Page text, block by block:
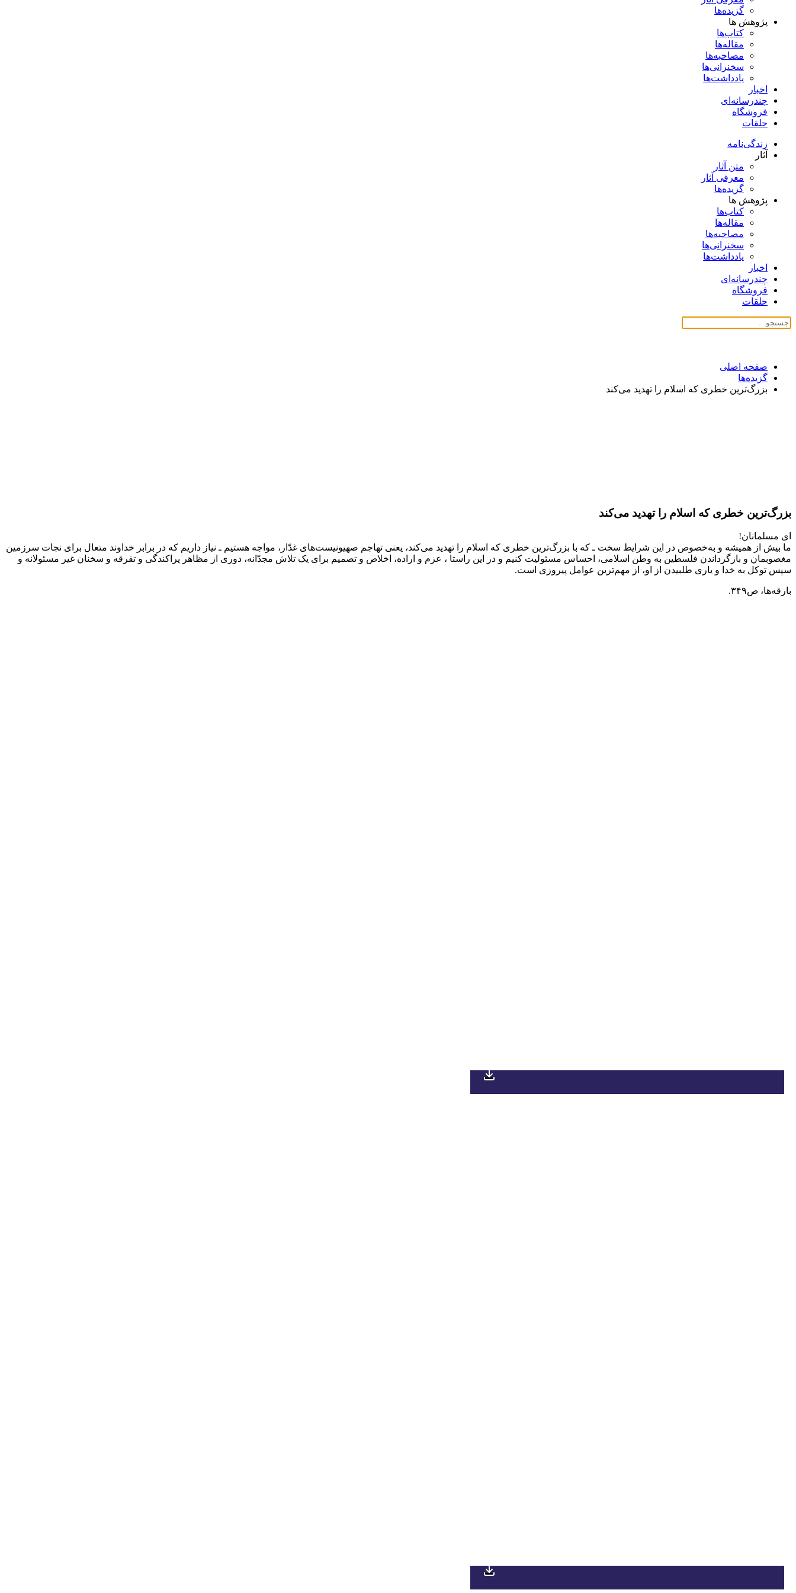
گزیده‌ها
پژوهش ها
کتاب‌ها
مقاله‌ها
مصاحبه‌ها
سخنرانی‌ها
یادداشت‌ها
اخبار
چندرسانه‌ای
فروشگاه
حلقات
زندگی‌نامه
آثار
متن آثار
معرفی آثار
گزیده‌ها
پژوهش ها
کتاب‌ها
مقاله‌ها
مصاحبه‌ها
سخنرانی‌ها
یادداشت‌ها
اخبار
چندرسانه‌ای
فروشگاه
حلقات
صفحه اصلی
گزیده‌ها
بزرگ‌ترین خطری که اسلام را تهدید می‌کند
بزرگ‌ترین خطری که اسلام را تهدید می‌کند
ای مسلمانان!
ما بیش از همیشه و به‌خصوص در این شرایط سخت ـ که با بزرگ‌ترین خطری که اسلام را تهدید می‌کند، یعنی تهاجم صهیونیست‌های غدّار، مواجه هستیم ـ نیاز داریم که در برابر خداوند متعال برای نجات سرزمین
مغصوبمان و بازگرداندن فلسطین به وطن اسلامی، احساس مسئولیت کنیم و در این راستا ، عزم و اراده، اخلاص و تصمیم برای یک تلاش مجدّانه، دوری از مظاهر پراکندگی و تفرقه و سخنان غیر مسئولانه و
سپس توکل به خدا و یاری طلبیدن از او، از مهم‌ترین عوامل پیروزی است.
بارقه‌ها، ص٣۴٩.